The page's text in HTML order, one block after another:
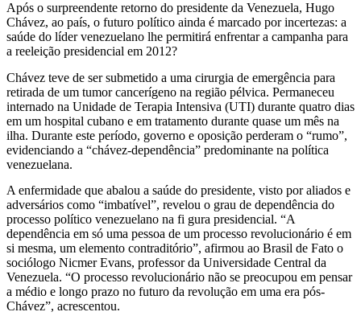
a
dependência
a
Chávez
Após o surpreendente retorno do presidente da Venezuela, Hugo
Chávez, ao país, o futuro político ainda é marcado por incertezas: a
saúde do líder venezuelano lhe permitirá enfrentar a campanha para
a reeleição presidencial em 2012?
Chávez teve de ser submetido a uma cirurgia de emergência para
retirada de um tumor cancerígeno na região pélvica. Permaneceu
internado na Unidade de Terapia Intensiva (UTI) durante quatro dias
em um hospital cubano e em tratamento durante quase um mês na
ilha. Durante este período, governo e oposição perderam o “rumo”,
evidenciando a “chávez-dependência” predominante na política
venezuelana.
A enfermidade que abalou a saúde do presidente, visto por aliados e
adversários como “imbatível”, revelou o grau de dependência do
processo político venezuelano na fi gura presidencial. “A
dependência em só uma pessoa de um processo revolucionário é em
si mesma, um elemento contraditório”, afirmou ao Brasil de Fato o
sociólogo Nicmer Evans, professor da Universidade Central da
Venezuela. “O processo revolucionário não se preocupou em pensar
a médio e longo prazo no futuro da revolução em uma era pós-
Chávez”, acrescentou.